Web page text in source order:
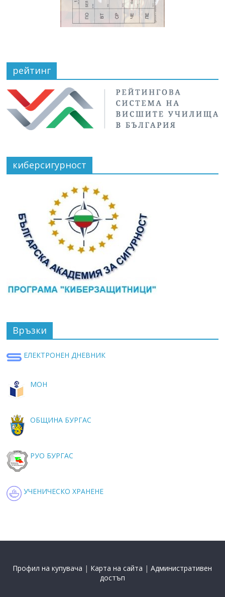
рейтинг
киберсигурност
Връзки
ЕЛЕКТРОНЕН ДНЕВНИК
МОН
ОБЩИНА БУРГАС
РУО БУРГАС
УЧЕНИЧЕСКО ХРАНЕНЕ
Профил на купувача | Карта на сайта |Административен
достъп